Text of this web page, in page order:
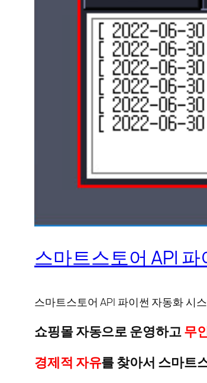
스마트스토어 API
스마트스토어 API 파이썬 자동화 시
쇼핑몰 자동으로 운영하고무
경제적 자유를 찾아서 스마트